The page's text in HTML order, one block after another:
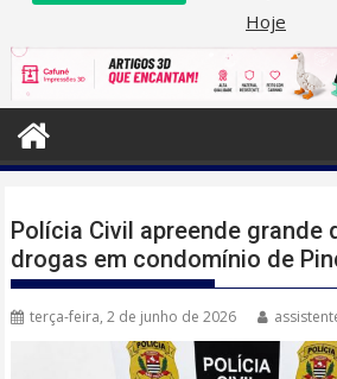
Hoje
Polícia Civil apreende grande
drogas em condomínio de
terça-feira, 2 de junho de 2026